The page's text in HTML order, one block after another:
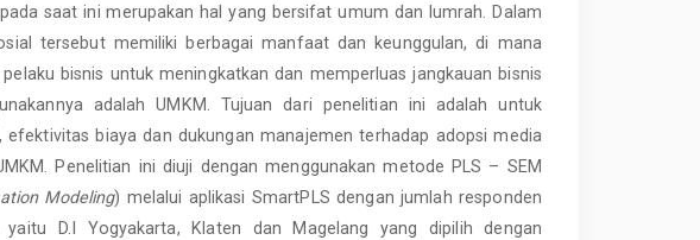
saat ini merupakan hal yang bersifat umum dan lumrah. Dalam
tersebut memiliki berbagai manfaat dan keunggulan, di mana
bisnis untuk meningkatkan dan memperluas jangkauan bisnis
adalah UMKM. Tujuan dari penelitian ini adalah untuk
biaya dan dukungan manajemen terhadap adopsi media
Penelitian ini diuji dengan menggunakan metode PLS – SEM
Modeling) melalui aplikasi SmartPLS dengan jumlah responden
D.I Yogyakarta, Klaten dan Magelang yang dipilih dengan